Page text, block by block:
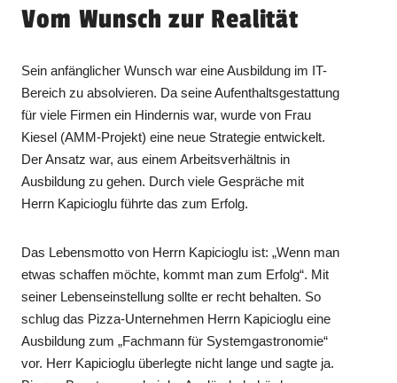
Vom Wunsch zur Realität
Sein anfänglicher Wunsch war eine Ausbildung im IT-
Bereich zu absolvieren. Da seine Aufenthaltsgestattung
für viele Firmen ein Hindernis war, wurde von Frau
Kiesel (AMM-Projekt) eine neue Strategie entwickelt.
Der Ansatz war, aus einem Arbeitsverhältnis in
Ausbildung zu gehen. Durch viele Gespräche mit
Herrn Kapicioglu führte das zum Erfolg.
Das Lebensmotto von Herrn Kapicioglu ist: „Wenn man
etwas schaffen möchte, kommt man zum Erfolg“. Mit
seiner Lebenseinstellung sollte er recht behalten. So
schlug das Pizza-Unternehmen Herrn Kapicioglu eine
Ausbildung zum „Fachmann für Systemgastronomie“
vor. Herr Kapicioglu überlegte nicht lange und sagte ja.